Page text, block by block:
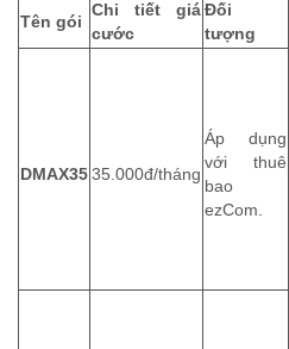
Tên gói
Chi tiết giá
cước
Đối
tượng
DMAX35 35.000đ/tháng
Áp dụng
với thuê
bao
ezCom.